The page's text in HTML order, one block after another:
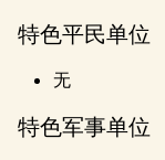
特色平民单位
无
特色军事单位